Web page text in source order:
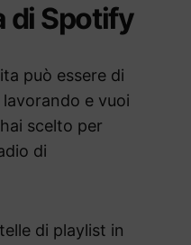
di Spotify
può essere di
e vuoi
scelto per
di
di playlist in